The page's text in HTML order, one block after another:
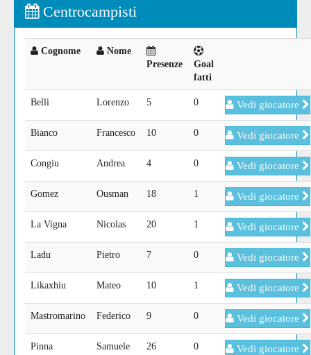
Centrocampisti
Cognome
Nome
Presenze
Goal
fatti
Belli Lorenzo 5 0 Vedi giocatore
Bianco Francesco 10 0 Vedi giocatore
Congiu Andrea 4 0 Vedi giocatore
Gomez Ousman 18 1 Vedi giocatore
La Vigna Nicolas 20 1 Vedi giocatore
Ladu Pietro 7 0 Vedi giocatore
Likaxhiu Mateo 10 1 Vedi giocatore
Mastromarino Federico 9 0 Vedi giocatore
Pinna Samuele 26 0 Vedi giocatore